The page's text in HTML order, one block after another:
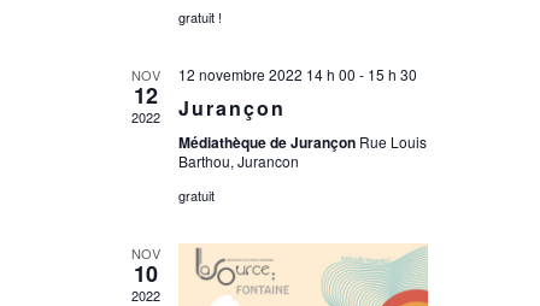
gratuit !
NOV
12
2022
12 novembre 2022 14 h 00 - 15 h 30
Jurançon
Médiathèque de Jurançon Rue Louis
Barthou, Jurancon
gratuit
NOV
10
2022